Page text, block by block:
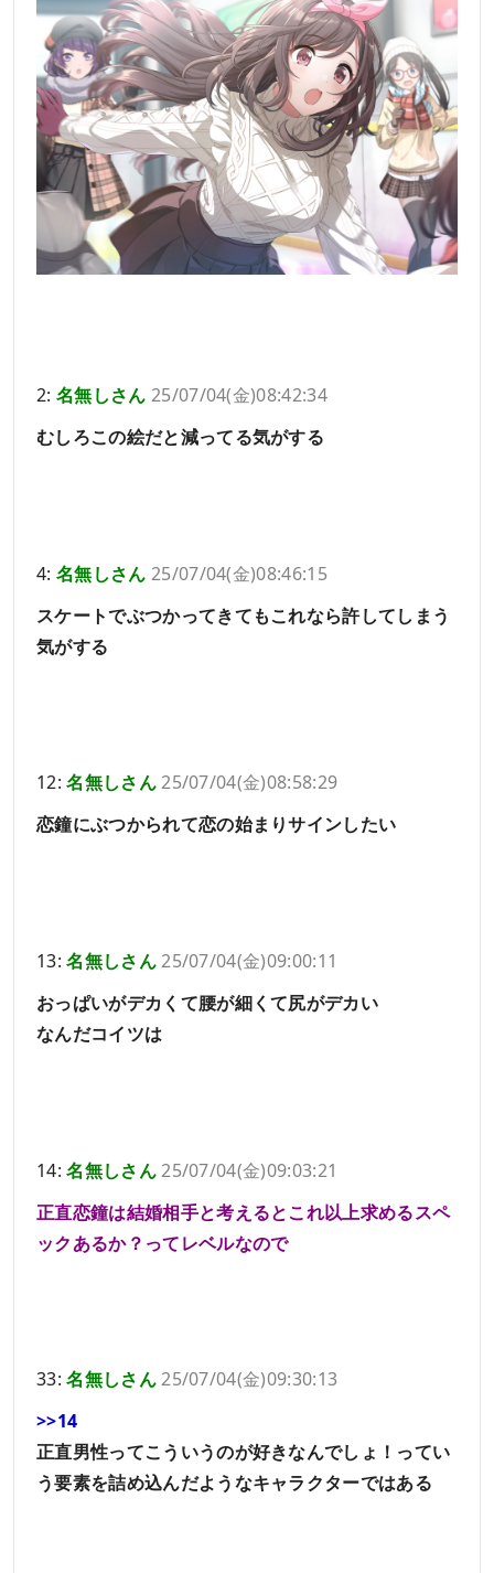
2: 名無しさん 25/07/04(金)08:42:34
むしろこの絵だと減ってる気がする
4: 名無しさん 25/07/04(金)08:46:15
スケートでぶつかってきてもこれなら許してしまう
気がする
12:名無しさん25/07/04(金)08:58:29
恋鐘にぶつかられて恋の始まりサインしたい
13:名無しさん25/07/04(金)09:00:11
おっぱいがデカくて腰が細くて尻がデカい
なんだコイツは
14:名無しさん25/07/04(金)09:03:21
正直恋鐘は結婚相手と考えるとこれ以上求めるスペ
ックあるか？ってレベルなので
33:名無しさん25/07/04(金)09:30:13
>>14
正直男性ってこういうのが好きなんでしょ！ってい
う要素を詰め込んだようなキャラクターではある